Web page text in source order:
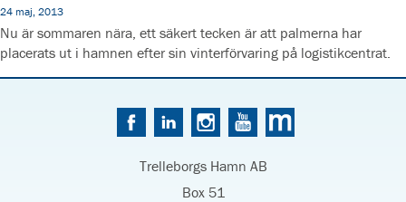
24 maj, 2013
Nu är sommaren nära, ett säkert tecken är att palmerna har
placerats ut i hamnen efter sin vinterförvaring på logistikcentrat.
Trelleborgs Hamn AB
Box 51